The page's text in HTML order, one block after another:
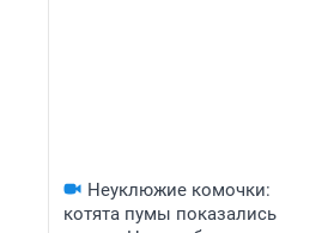
Неуклюжие комочки:
котята пумы показались